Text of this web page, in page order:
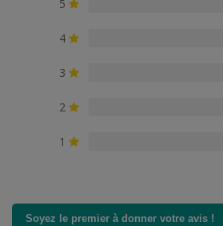
5
4
3
2
1
Soyez le premier à donner votre avis !